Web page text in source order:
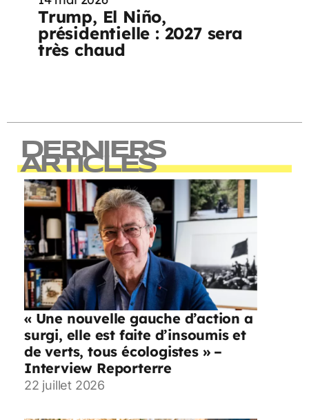
Trump, El Niño,
présidentielle : 2027 sera
très chaud
DERNIERS
ARTICLES
« Une nouvelle gauche d’action a
surgi, elle est faite d’insoumis et
de verts, tous écologistes » –
Interview Reporterre
22 juillet 2026